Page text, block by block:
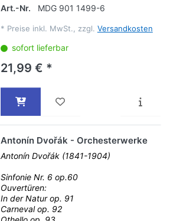
Art.-Nr.
MDG 901 1499-6
* Preise inkl. MwSt., zzgl. Versandkosten
sofort lieferbar
21,99 € *
Antonín Dvořák - Orchesterwerke
Antonín Dvořák (1841-1904)
Sinfonie Nr. 6 op.60
Ouvertüren:
In der Natur op. 91
Carneval op. 92